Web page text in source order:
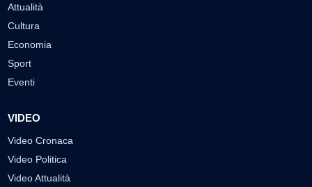
Attualità
Cultura
Economia
Sport
Eventi
VIDEO
Video Cronaca
Video Politica
Video Attualità